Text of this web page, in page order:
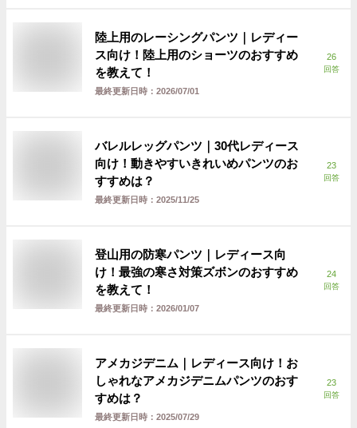
陸上用のレーシングパンツ｜レディー
ス向け！陸上用のショーツのおすすめ
を教えて！
最終更新日時： 2026/07/01
26
回答
バレルレッグパンツ｜30代レディース
向け！動きやすいきれいめパンツのお
すすめは？
最終更新日時： 2025/11/25
23
回答
登山用の防寒パンツ｜レディース向
け！最強の寒さ対策ズボンのおすすめ
を教えて！
最終更新日時： 2026/01/07
24
回答
アメカジデニム｜レディース向け！お
しゃれなアメカジデニムパンツのおす
すめは？
最終更新日時： 2025/07/29
23
回答